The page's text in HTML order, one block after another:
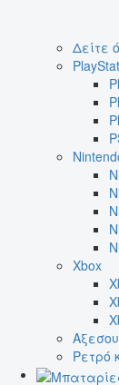
Δείτε
Xbox
Ρετρό